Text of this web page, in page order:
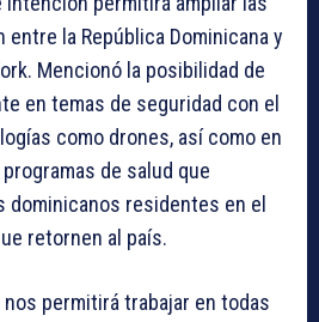
entre la República Dominicana y
Mencionó la posibilidad de
en temas de seguridad con el
como drones, así como en
de salud que
dominicanos residentes en el
retornen al país.
nos permitirá trabajar en todas